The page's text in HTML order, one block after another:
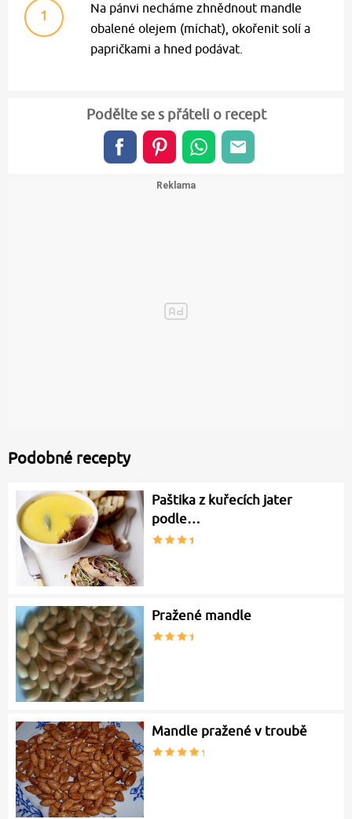
1
Na pánvi necháme zhnědnout mandle
obalené olejem (míchat), okořenit solí a
papričkami a hned podávat.
Podělte se s přáteli o recept
Podobné recepty
Paštika z kuřecích jater
podle…
Pražené mandle
Mandle pražené v troubě